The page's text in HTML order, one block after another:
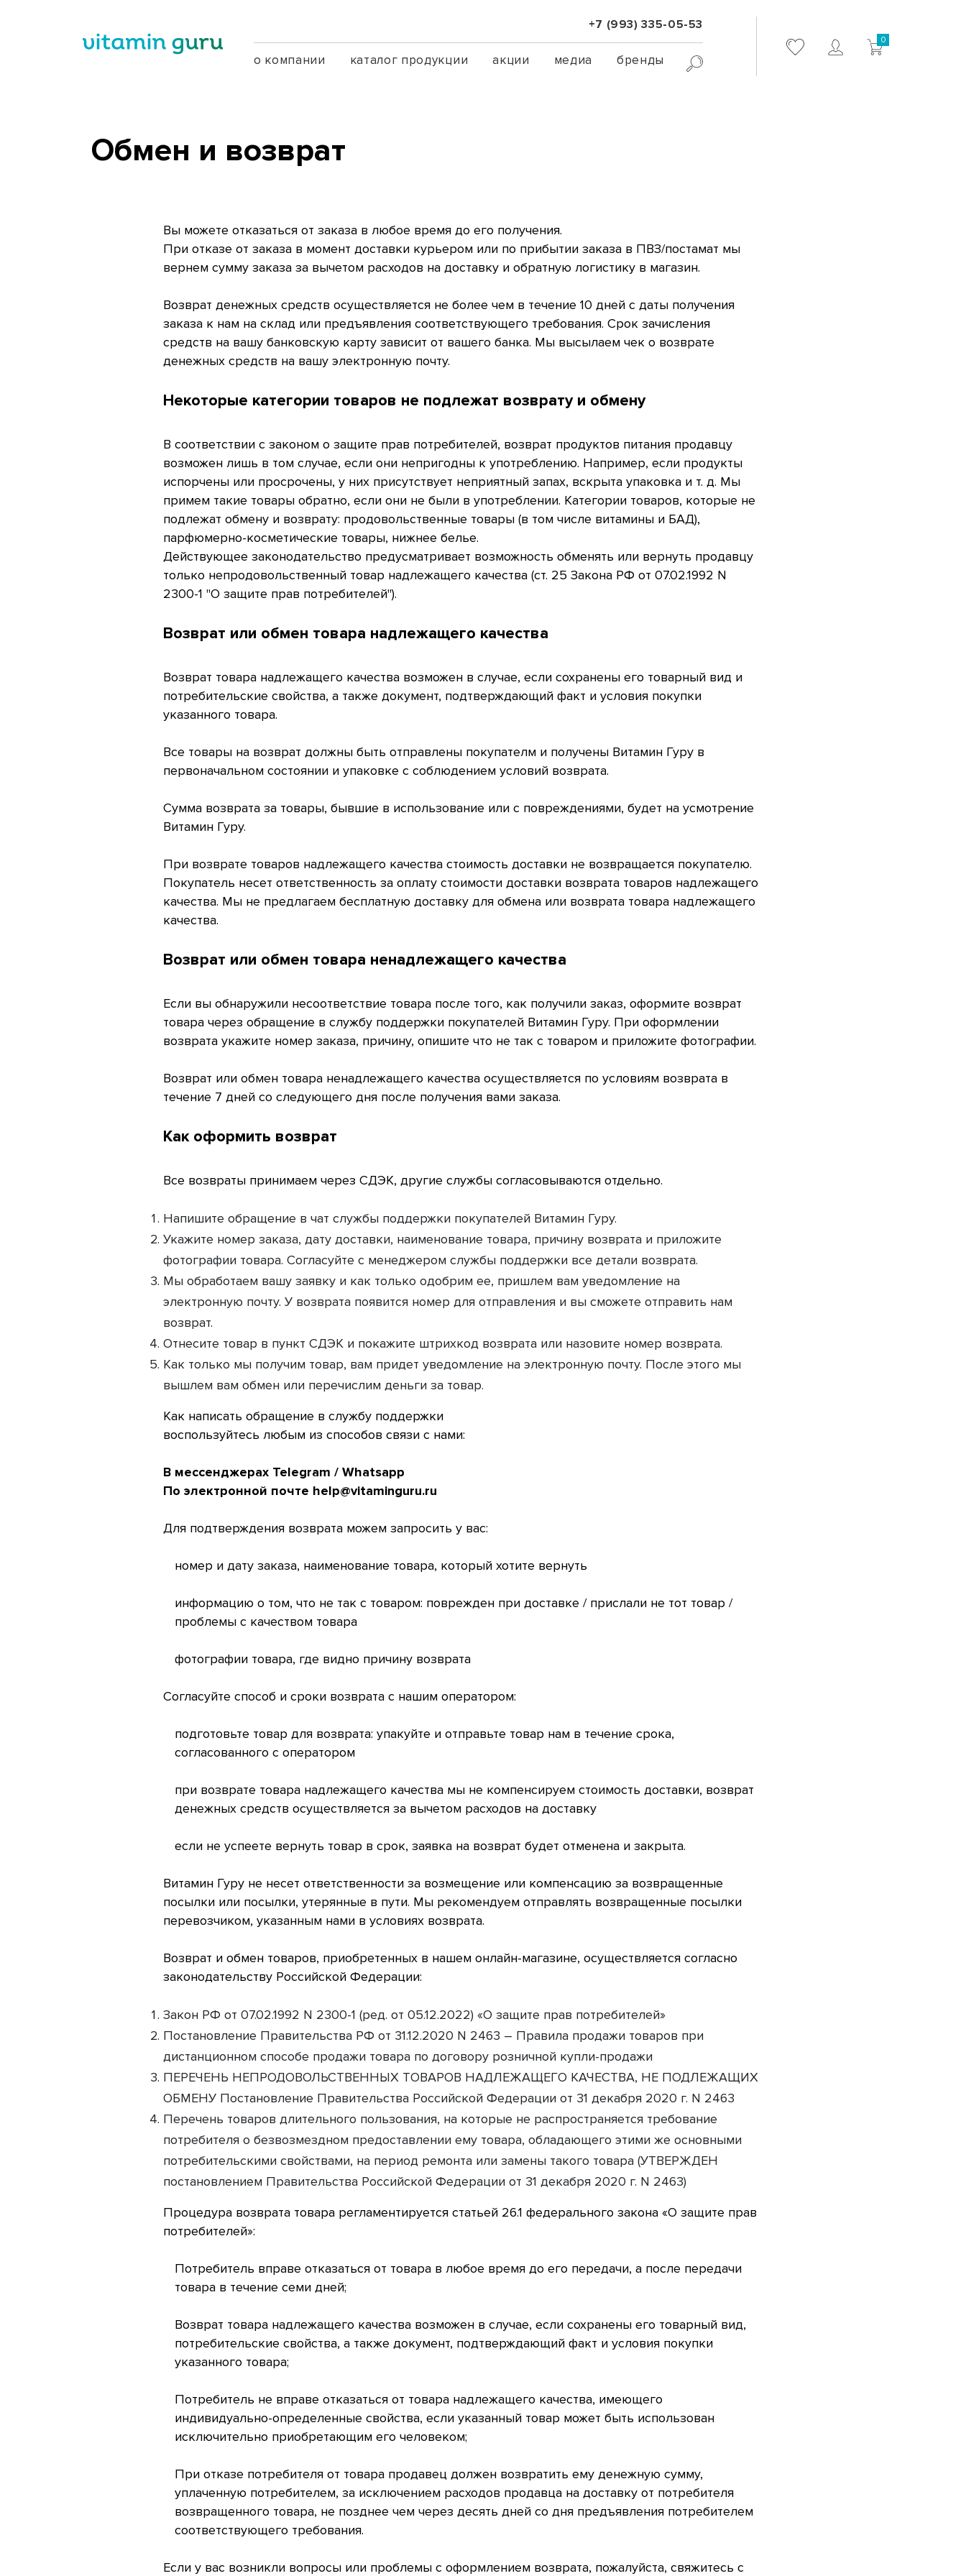
+7 (993) 335-05-53
о компании каталог продукции акции медиа бренды
0
Обмен и возврат
Вы можете отказаться от заказа в любое время до его получения.
При отказе от заказа в момент доставки курьером или по прибытии заказа в ПВЗ/постамат мы
вернем сумму заказа за вычетом расходов на доставку и обратную логистику в магазин.
Возврат денежных средств осуществляется не более чем в течение 10 дней с даты получения
заказа к нам на склад или предъявления соответствующего требования. Срок зачисления
средств на вашу банковскую карту зависит от вашего банка. Мы высылаем чек о возврате
денежных средств на вашу электронную почту.
Некоторые категории товаров не подлежат возврату и обмену
В соответствии с законом о защите прав потребителей, возврат продуктов питания продавцу
возможен лишь в том случае, если они непригодны к употреблению. Например, если продукты
испорчены или просрочены, у них присутствует неприятный запах, вскрыта упаковка и т. д. Мы
примем такие товары обратно, если они не были в употреблении. Категории товаров, которые не
подлежат обмену и возврату: продовольственные товары (в том числе витамины и БАД),
парфюмерно-косметические товары, нижнее белье.
Действующее законодательство предусматривает возможность обменять или вернуть продавцу
только непродовольственный товар надлежащего качества (ст. 25 Закона РФ от 07.02.1992 N
2300-1 "О защите прав потребителей").
Возврат или обмен товара надлежащего качества
Возврат товара надлежащего качества возможен в случае, если сохранены его товарный вид и
потребительские свойства, а также документ, подтверждающий факт и условия покупки
указанного товара.
Все товары на возврат должны быть отправлены покупателм и получены Витамин Гуру в
первоначальном состоянии и упаковке с соблюдением условий возврата.
Сумма возврата за товары, бывшие в использование или с повреждениями, будет на усмотрение
Витамин Гуру.
При возврате товаров надлежащего качества стоимость доставки не возвращается покупателю.
Покупатель несет ответственность за оплату стоимости доставки возврата товаров надлежащего
качества. Мы не предлагаем бесплатную доставку для обмена или возврата товара надлежащего
качества.
Возврат или обмен товара ненадлежащего качества
Если вы обнаружили несоответствие товара после того, как получили заказ, оформите возврат
товара через обращение в службу поддержки покупателей Витамин Гуру. При оформлении
возврата укажите номер заказа, причину, опишите что не так с товаром и приложите фотографии.
Возврат или обмен товара ненадлежащего качества осуществляется по условиям возврата в
течение 7 дней со следующего дня после получения вами заказа.
Как оформить возврат
Все возвраты принимаем через СДЭК, другие службы согласовываются отдельно.
Напишите обращение в чат службы поддержки покупателей Витамин Гуру.
Укажите номер заказа, дату доставки, наименование товара, причину возврата и приложите
фотографии товара. Согласуйте с менеджером службы поддержки все детали возврата.
Мы обработаем вашу заявку и как только одобрим ее, пришлем вам уведомление на
электронную почту. У возврата появится номер для отправления и вы сможете отправить нам
возврат.
Отнесите товар в пункт СДЭК и покажите штрихкод возврата или назовите номер возврата.
Как только мы получим товар, вам придет уведомление на электронную почту. После этого мы
вышлем вам обмен или перечислим деньги за товар.
Как написать обращение в службу поддержки
воспользуйтесь любым из способов связи с нами:
В мессенджерах Telegram / Whatsapp
По электронной почте help@vitaminguru.ru
Для подтверждения возврата можем запросить у вас:
номер и дату заказа, наименование товара, который хотите вернуть
информацию о том, что не так с товаром: поврежден при доставке / прислали не тот товар /
проблемы с качеством товара
фотографии товара, где видно причину возврата
Согласуйте способ и сроки возврата с нашим оператором:
подготовьте товар для возврата: упакуйте и отправьте товар нам в течение срока,
согласованного с оператором
при возврате товара надлежащего качества мы не компенсируем стоимость доставки, возврат
денежных средств осуществляется за вычетом расходов на доставку
если не успеете вернуть товар в срок, заявка на возврат будет отменена и закрыта.
Витамин Гуру не несет ответственности за возмещение или компенсацию за возвращенные
посылки или посылки, утерянные в пути. Мы рекомендуем отправлять возвращенные посылки
перевозчиком, указанным нами в условиях возврата.
Возврат и обмен товаров, приобретенных в нашем онлайн-магазине, осуществляется согласно
законодательству Российской Федерации:
Закон РФ от 07.02.1992 N 2300-1 (ред. от 05.12.2022) «О защите прав потребителей»
Постановление Правительства РФ от 31.12.2020 N 2463 – Правила продажи товаров при
дистанционном способе продажи товара по договору розничной купли-продажи
ПЕРЕЧЕНЬ НЕПРОДОВОЛЬСТВЕННЫХ ТОВАРОВ НАДЛЕЖАЩЕГО КАЧЕСТВА, НЕ ПОДЛЕЖАЩИХ
ОБМЕНУ Постановление Правительства Российской Федерации от 31 декабря 2020 г. N 2463
Перечень товаров длительного пользования, на которые не распространяется требование
потребителя о безвозмездном предоставлении ему товара, обладающего этими же основными
потребительскими свойствами, на период ремонта или замены такого товара (УТВЕРЖДЕН
постановлением Правительства Российской Федерации от 31 декабря 2020 г. N 2463)
Процедура возврата товара регламентируется статьей 26.1 федерального закона «О защите прав
потребителей»:
Потребитель вправе отказаться от товара в любое время до его передачи, а после передачи
товара в течение семи дней;
Возврат товара надлежащего качества возможен в случае, если сохранены его товарный вид,
потребительские свойства, а также документ, подтверждающий факт и условия покупки
указанного товара;
Потребитель не вправе отказаться от товара надлежащего качества, имеющего
индивидуально-определенные свойства, если указанный товар может быть использован
исключительно приобретающим его человеком;
При отказе потребителя от товара продавец должен возвратить ему денежную сумму,
уплаченную потребителем, за исключением расходов продавца на доставку от потребителя
возвращенного товара, не позднее чем через десять дней со дня предъявления потребителем
соответствующего требования.
Если у вас возникли вопросы или проблемы с оформлением возврата, пожалуйста, свяжитесь с